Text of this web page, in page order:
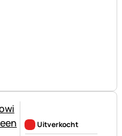
Uitverkocht